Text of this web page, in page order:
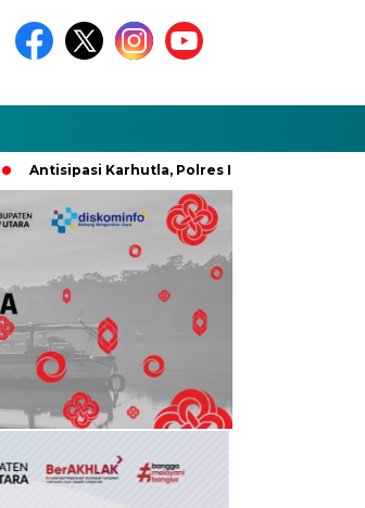
Antisipasi Karhutla, Polres Boltara Gelar Pasukan